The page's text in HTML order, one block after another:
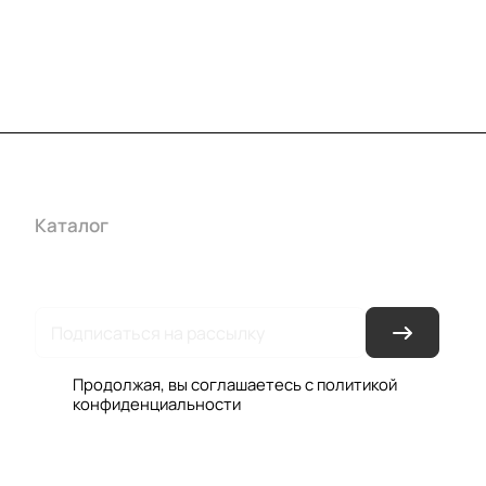
Каталог
Продолжая, вы соглашаетесь с политикой
конфиденциальности